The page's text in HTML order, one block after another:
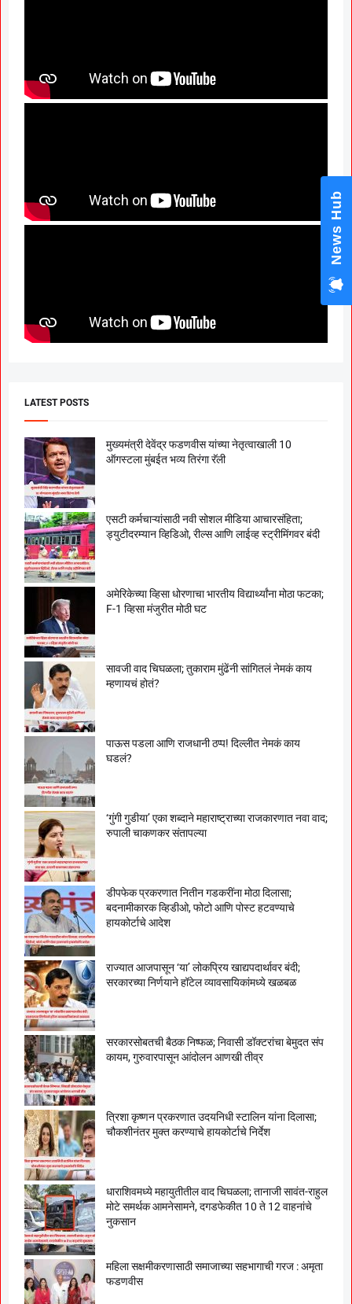
LATEST POSTS
मुख्यमंत्री देवेंद्र फडणवीस यांच्या नेतृत्वाखाली 10
ऑगस्टला मुंबईत भव्य तिरंगा रॅली
एसटी कर्मचाऱ्यांसाठी नवी सोशल मीडिया आचारसंहिता;
ड्युटीदरम्यान व्हिडिओ, रील्स आणि लाईव्ह स्ट्रीमिंगवर बंदी
अमेरिकेच्या व्हिसा धोरणाचा भारतीय विद्यार्थ्यांना मोठा फटका;
F-1 व्हिसा मंजुरीत मोठी घट
सावजी वाद चिघळला; तुकाराम मुंढेंनी सांगितलं नेमकं काय
म्हणायचं होतं?
पाऊस पडला आणि राजधानी ठप्प! दिल्लीत नेमकं काय
घडलं?
‘गुंगी गुडीया’ एका शब्दाने महाराष्ट्राच्या राजकारणात नवा वाद;
रुपाली चाकणकर संतापल्या
डीपफेक प्रकरणात नितीन गडकरींना मोठा दिलासा;
बदनामीकारक व्हिडीओ, फोटो आणि पोस्ट हटवण्याचे
हायकोर्टाचे आदेश
राज्यात आजपासून ‘या’ लोकप्रिय खाद्यपदार्थावर बंदी;
सरकारच्या निर्णयाने हॉटेल व्यावसायिकांमध्ये खळबळ
सरकारसोबतची बैठक निष्फळ; निवासी डॉक्टरांचा बेमुदत संप
कायम, गुरुवारपासून आंदोलन आणखी तीव्र
त्रिशा कृष्णन प्रकरणात उदयनिधी स्टालिन यांना दिलासा;
चौकशीनंतर मुक्त करण्याचे हायकोर्टाचे निर्देश
धाराशिवमध्ये महायुतीतील वाद चिघळला; तानाजी सावंत-राहुल
मोटे समर्थक आमनेसामने, दगडफेकीत 10 ते 12 वाहनांचे
नुकसान
महिला सक्षमीकरणासाठी समाजाच्या सहभागाची गरज : अमृता
फडणवीस
News Hub